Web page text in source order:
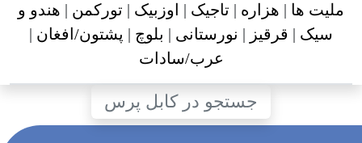
|تاجیک| اوزبیک|تورکمن|هندو و
|نورستانی| بلوچ |پشتون/افغان|
جستجو در کابل پرس